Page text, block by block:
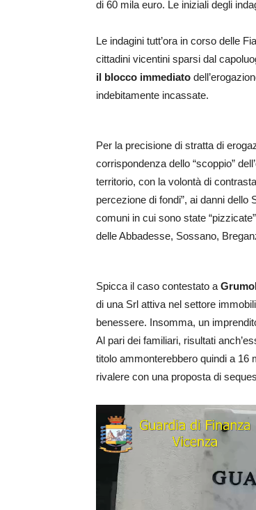
di 60 mila euro. Le iniziali degli
Le indagini tutt’ora in corso delle
cittadini vicentini sparsi dal
il blocco immediato
indebitamente incassate.
Per la precisione di stratta di
corrispondenza dello “scoppio”
territorio, con la volontà di
percezione di fondi”, ai danni
comuni in cui sono state
delle Abbadesse, Sossano,
Spicca il caso contestato a
di una Srl attiva nel settore
benessere. Insomma, un
Al pari dei familiari, risultati
titolo ammonterebbero quindi a 16
rivalere con una proposta di